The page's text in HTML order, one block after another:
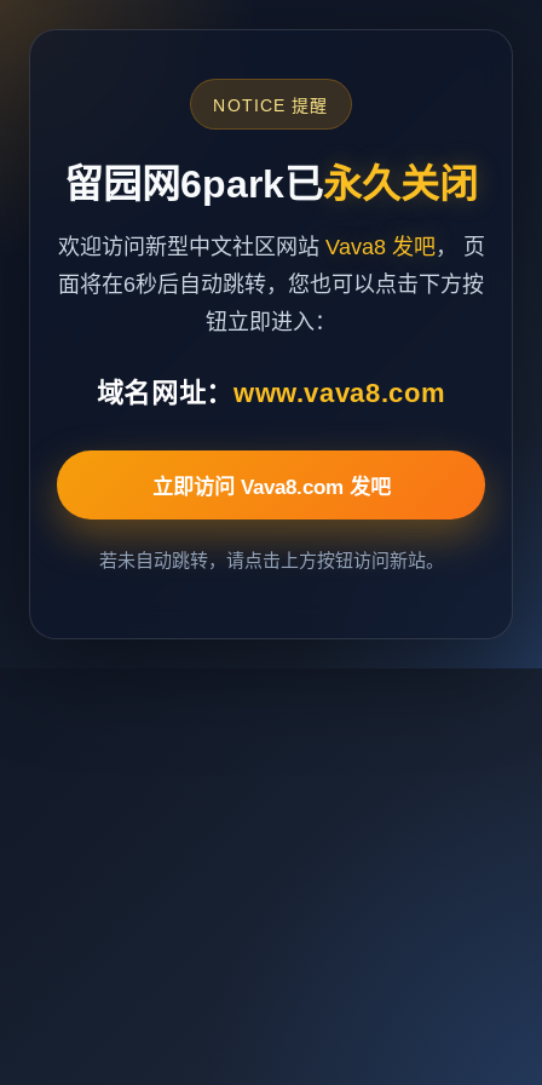
NOTICE 提醒
留园网6park已永久关闭
欢迎访问新型中文社区网站 Vava8 发吧， 页
面将在6秒后自动跳转，您也可以点击下方按
钮立即进入：
域名网址： www.vava8.com
立即访问 Vava8.com 发吧
若未自动跳转，请点击上方按钮访问新站。